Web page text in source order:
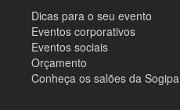
Dicas para o seu evento
Eventos corporativos
Eventos sociais
Orçamento
Conheça os salões da Sogipa